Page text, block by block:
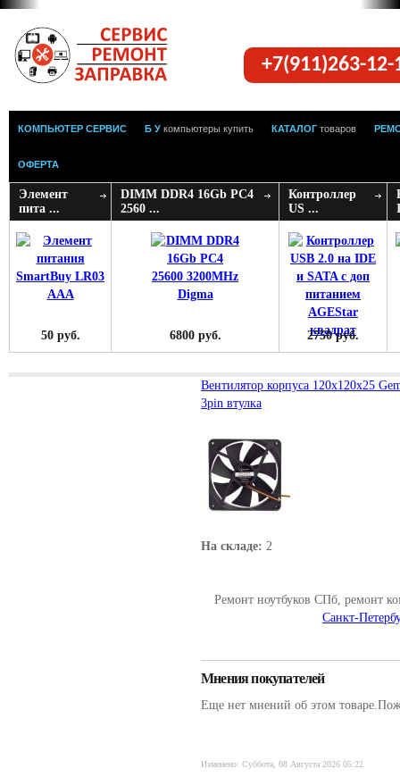
+7(911)263-
КОМПЬЮТЕР СЕРВИС Б У компьютеры купить КАТАЛОГ товаров
ОФЕРТА
Элемент
пита ...
50 руб.
DIMM DDR4 16Gb PC4
2560 ...
6800 руб.
Контроллер
US ...
2750 руб.
Вентилятор корпуса 120х120х25
3pin втулка
На складе: 2
Ремонт ноутбуков СПб, ремонт
Санкт-
Мнения покупателей
Еще нет мнений об этом
Изменено: Суббота, 08 Августа 2026 05:22